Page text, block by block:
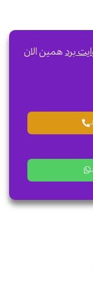
بردهمین الان